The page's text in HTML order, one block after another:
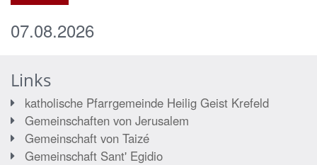
07.08.2026
Links
katholische Pfarrgemeinde Heilig Geist Krefeld
Gemeinschaften von Jerusalem
Gemeinschaft von Taizé
Gemeinschaft Sant' Egidio